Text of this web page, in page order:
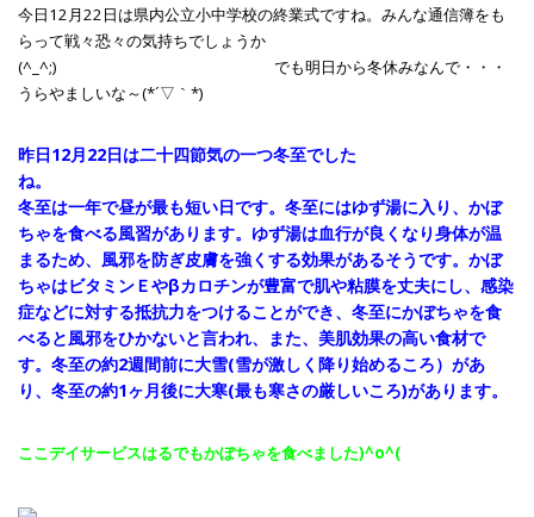
今日12月22日は県内公立小中学校の終業式ですね。みんな通信簿をも
らって戦々恐々の気持ちでしょうか
(^_^;) でも明日から冬休みなんで・・・
うらやましいな～(*´▽｀*)
昨日12月22日は二十四節気の一つ冬至でした
ね
冬至は一年で昼が最も短い日です。冬至にはゆず湯に入り、かぼ
ちゃを食べる風習があります。ゆず湯は血行が良くなり身体が温
まるため、風邪を防ぎ皮膚を強くする効果があるそうです。かぼ
ちゃはビタミンＥやβカロチンが豊富で肌や粘膜を丈夫にし、感染
症などに対する抵抗力をつけることができ、冬至にかぼちゃを食
べると風邪をひかないと言われ、また、美肌効果の高い食材で
す。冬至の約2週間前に大雪(雪が激しく降り始めるころ）があ
り、冬至の約1ヶ月後に大寒(最も寒さの厳しいころ)があります。
ここデイサービスはるでもかぼちゃを食べました)^o^(